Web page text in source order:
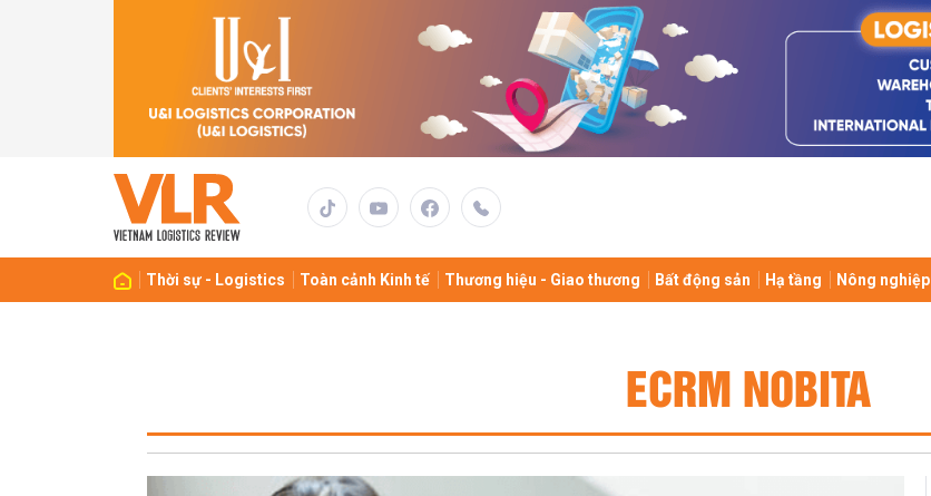
Thời sự - Logistics Toàn cảnh Kinh tế Thương hiệu - Giao thương Bất động sản Hạ tầng Nông nghiệp
ECRM NOBITA